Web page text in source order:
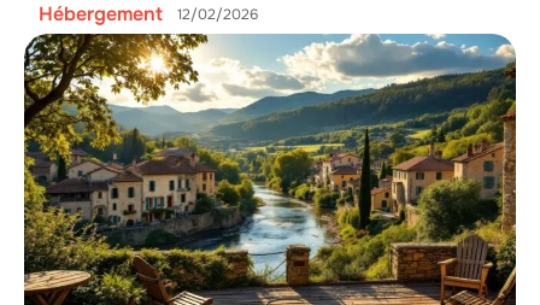
Hébergement 12/02/2026